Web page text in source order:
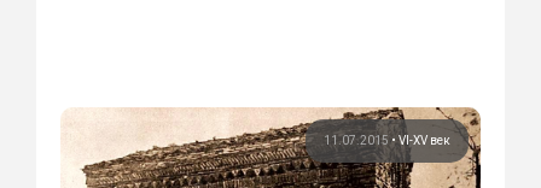
11.07.2015 • VI-XV век